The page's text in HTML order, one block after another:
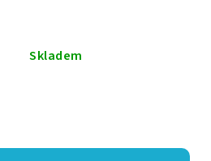
Skladem